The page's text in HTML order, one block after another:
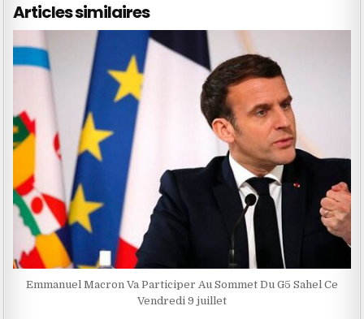
Articles similaires
Emmanuel Macron Va Participer Au Sommet Du G5 Sahel Ce
Vendredi 9 juillet